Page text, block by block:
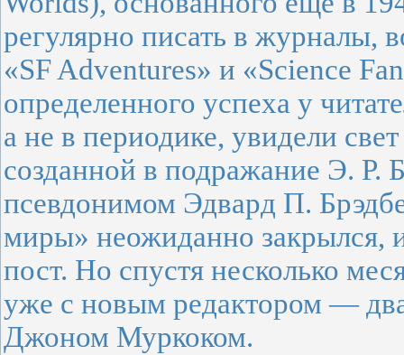
регулярно писать в журналы,
«SF Adventures» и «Science
определенного успеха у
а не в периодике, увидели
созданной в подражание Э. Р.
псевдонимом Эдвард П.
миры» неожиданно закрылся,
пост. Но спустя несколько
уже с новым редактором —
Джоном Муркоком.